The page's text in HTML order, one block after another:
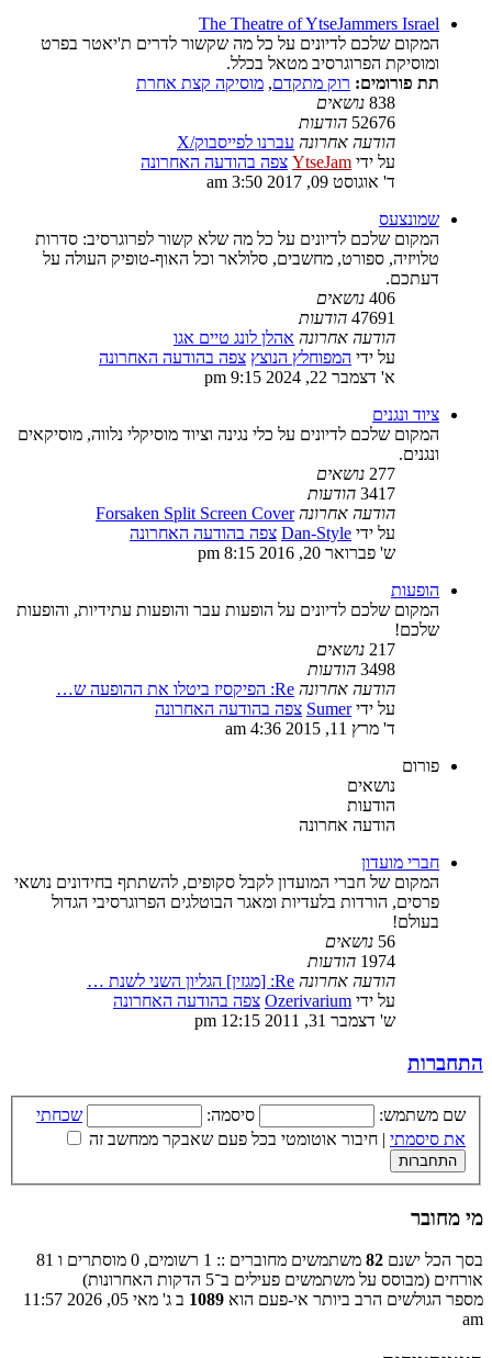
The Theatre of YtseJammers Israel
המקום שלכם לדיונים על כל מה שקשור לדרים ת'יאטר בפרט
ומוסיקת הפרוגרסיב מטאל בכלל.
תת פורומים: רוק מתקדם, מוסיקה קצת אחרת
838 נושאים
52676 הודעות
הודעה אחרונה עברנו לפייסבוק/X
על ידי YtseJam צפה בהודעה האחרונה
ד' אוגוסט 09, 2017 3:50 am
שמונצעס
המקום שלכם לדיונים על כל מה שלא קשור לפרוגרסיב: סדרות
טלויזיה, ספורט, מחשבים, סלולאר וכל האוף-טופיק העולה על
דעתכם.
406 נושאים
47691 הודעות
הודעה אחרונה אהלן לונג טיים אגו
על ידי המפוחלץ הנוצץ צפה בהודעה האחרונה
א' דצמבר 22, 2024 9:15 pm
ציוד ונגנים
המקום שלכם לדיונים על כלי נגינה וציוד מוסיקלי נלווה, מוסיקאים
ונגנים.
277 נושאים
3417 הודעות
הודעה אחרונה Forsaken Split Screen Cover
על ידי Dan-Style צפה בהודעה האחרונה
ש' פברואר 20, 2016 8:15 pm
הופעות
המקום שלכם לדיונים על הופעות עבר והופעות עתידיות, והופעות
שלכם!
217 נושאים
3498 הודעות
הודעה אחרונה Re: הפיקסיז ביטלו את ההופעה ש…
על ידיSumer צפה בהודעה האחרונה
ד' מרץ 11, 2015 4:36 am
פורום
נושאים
הודעות
הודעה אחרונה
חברי מועדון
המקום של חברי המועדון לקבל סקופים, להשתתף בחידונים נושאי
פרסים, הורדות בלעדיות ומאגר הבוטלגים הפרוגרסיבי הגדול
בעולם!
56 נושאים
1974 הודעות
הודעה אחרונה Re: [מגזין] הגליון השני לשנת …
על ידי Ozerivarium צפה בהודעה האחרונה
ש' דצמבר 31, 2011 12:15 pm
התחברות
שם משתמש: סיסמה:
שכחתי
את סיסמתי | חיבור אוטומטי בכל פעם שאבקר ממחשב זה
מי מחובר
בסך הכל ישנם 82
משתמשים מחוברים :: 1 רשומים, 0 מוסתרים ו 81
אורחים (מבוסס על משתמשים פעילים ב־5 הדקות האחרונות)
מספר הגולשים הרב ביותר אי-פעם הוא 1089
ב ג' מאי 05, 2026 11:57
am